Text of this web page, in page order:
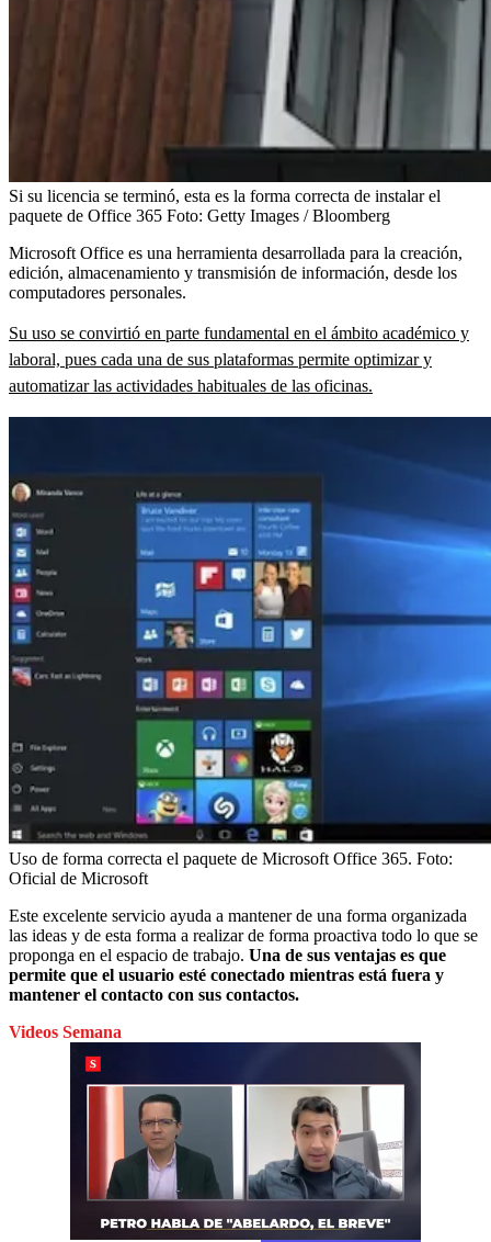
Si su licencia se terminó, esta es la forma correcta de instalar el
paquete de Office 365 Foto: Getty Images / Bloomberg
Microsoft Office es una herramienta desarrollada para la creación,
edición, almacenamiento y transmisión de información, desde los
computadores personales.
Su uso se convirtió en parte fundamental en el ámbito académico y
laboral, pues cada una de sus plataformas permite optimizar y
automatizar las actividades habituales de las oficinas.
Uso de forma correcta el paquete de Microsoft Office 365. Foto:
Oficial de Microsoft
Este excelente servicio ayuda a mantener de una forma organizada
las ideas y de esta forma a realizar de forma proactiva todo lo que se
proponga en el espacio de trabajo. Una de sus ventajas es que
permite que el usuario esté conectado mientras está fuera y
mantener el contacto con sus contactos.
Videos Semana